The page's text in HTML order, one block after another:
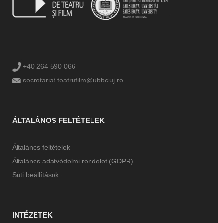
+40 264 590 066
secretariat.teatrufilm@ubbcluj.ro
ÁLTALÁNOS FELTÉTELEK
Általános feltételek
Általános adatvédelmi rendelet (GDPR)
Süti beállítások
INTÉZETEK